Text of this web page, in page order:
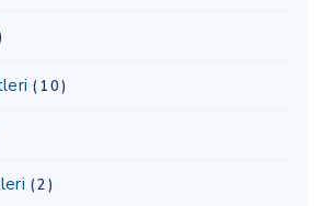
(10)
(2)